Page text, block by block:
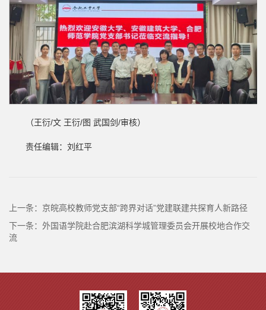
（王衍/文 王衍/图 武国剑/审核）
责任编辑：刘红平
上一条： 京皖高校教师党支部“跨界对话”党建联建共探育人新路径
下一条： 外国语学院赴合肥滨湖科学城管理委员会开展校地合作交
流